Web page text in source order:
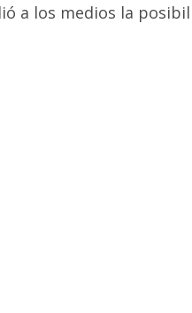
a los medios la